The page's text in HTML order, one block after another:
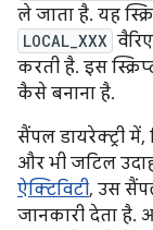
ले जाता है. यह
LOCAL_XXX
करती है. इस
कैसे बनाना है.
सैंपल डायरेक्ट्री में,
और भी जटिल
ऐक्टिविटी, उस
जानकारी देता है.